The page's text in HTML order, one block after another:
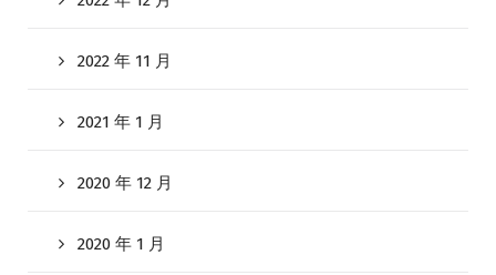
2022 年 11 月
2021 年 1 月
2020 年 12 月
2020 年 1 月